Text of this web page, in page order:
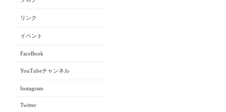
リンク
イベント
FaceBook
YouTubeチャンネル
Instagram
Twitter